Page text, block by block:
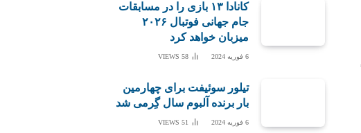
کانادا ۱۳ بازی را در مسابقات
جام جهانی فوتبال ۲۰۲۶
میزبان خواهد کرد
6 فوریه 2024 58
VIEWS
تیلور سوئیفت برای چهارمین
بار برنده آلبوم سال گِرمی شد
6 فوریه 2024 51
VIEWS